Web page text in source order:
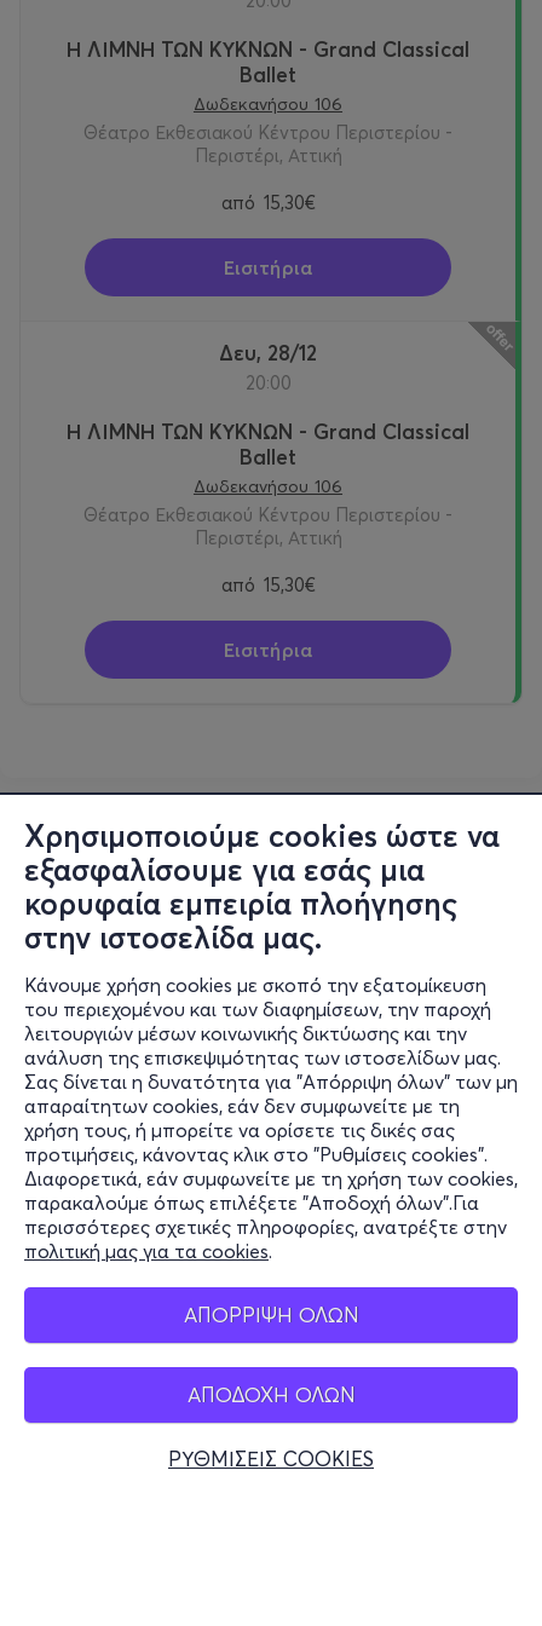
Χρησιμοποιούμε cookies ώστε να
εξασφαλίσουμε για εσάς μια
κορυφαία εμπειρία πλοήγησης
στην ιστοσελίδα μας.
Κάνουμε χρήση cookies με σκοπό την εξατομίκευση
του περιεχομένου και των διαφημίσεων, την παροχή
λειτουργιών μέσων κοινωνικής δικτύωσης και την
ανάλυση της επισκεψιμότητας των ιστοσελίδων μας.
Σας δίνεται η δυνατότητα για "Απόρριψη όλων" των μη
απαραίτητων cookies, εάν δεν συμφωνείτε με τη
χρήση τους, ή μπορείτε να ορίσετε τις δικές σας
προτιμήσεις, κάνοντας κλικ στο "Ρυθμίσεις cookies".
Διαφορετικά, εάν συμφωνείτε με τη χρήση των cookies,
παρακαλούμε όπως επιλέξετε "Αποδοχή όλων".Για
περισσότερες σχετικές πληροφορίες, ανατρέξτε στην
πολιτική μας για τα cookies.
ΑΠΟΡΡΙΨΗ ΟΛΩΝ
ΑΠΟΔΟΧΗ ΟΛΩΝ
ΡΥΘΜΙΣΕΙΣ COOKIES
Τμήμα Αλλαγών, μέσω email, στο
Δευτέρα έως Παρασκευή 10:00 - 18:00 (εκτός αργιών)
Η ΛΙΜΝΗ ΤΩΝ ΚΥΚΝΩΝ - Grand Classical
Ballet
Δωδεκανήσου 106
Θέατρο Εκθεσιακού Κέντρου Περιστερίου -
Περιστέρι, Αττική
από 15,30€
Εισιτήρια
Δευ, 28/12
20:00
Η ΛΙΜΝΗ ΤΩΝ ΚΥΚΝΩΝ - Grand Classical
Ballet
Δωδεκανήσου 106
Θέατρο Εκθεσιακού Κέντρου Περιστερίου -
Περιστέρι, Αττική
από 15,30€
Εισιτήρια
Πληροφορίες
Υποστήριξη
Stay Connected
Mobile app